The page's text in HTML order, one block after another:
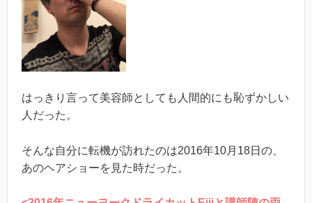
はっきり言って美容師としても人間的にも恥ずかしい
人だった。
そんな自分に転機が訪れたのは2016年10月18日の、
あのヘアショーを見た時だった。